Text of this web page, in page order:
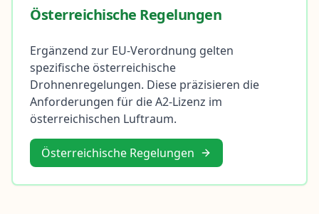
Österreichische Regelungen
Ergänzend zur EU-Verordnung gelten
spezifische österreichische
Drohnenregelungen. Diese präzisieren die
Anforderungen für die A2-Lizenz im
österreichischen Luftraum.
Österreichische Regelungen